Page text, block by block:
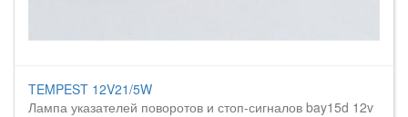
TEMPEST 12V21/5W
Лампа указателей поворотов и стоп-сигналов bay15d 12v